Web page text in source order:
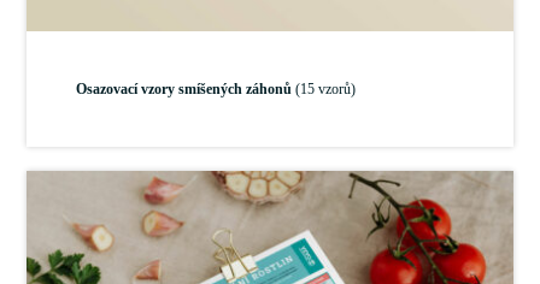
Osazovací vzory smíšených záhonů (15 vzorů)